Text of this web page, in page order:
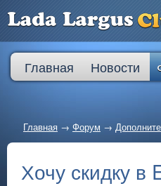
Главная Новости
Главная → Форум →
Хочу скидку в